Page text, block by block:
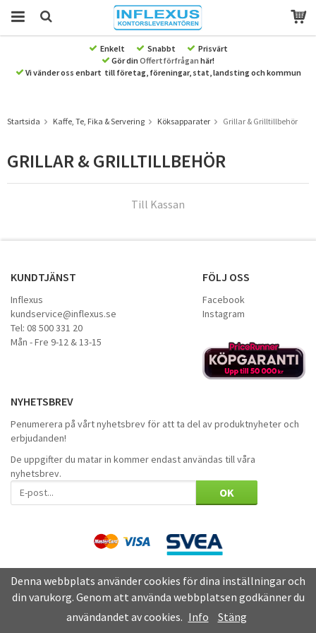
Produkten har blivit tillagd i varukorgen
Enkelt Snabbt
Prisvärt
Gör din Offertförfrågan här!
Vi vänder oss enbart till företag, föreningar, stat, landsting och kommun
Startsida Kaffe, Te, Fika & Servering Köksapparater Grillar & Grilltillbehör
GRILLAR & GRILLTILLBEHÖR
Till Kassan
KUNDTJÄNST
Inflexus
kundservice@inflexus.se
Tel: 08 500 331 20
Mån - Fre 9-12 & 13-15
FÖLJ OSS
Facebook
Instagram
NYHETSBREV
Penumerera på vårt nyhetsbrev för att ta del av produktnyheter och
erbjudanden!
De uppgifter du matar in kommer endast användas till våra
nyhetsbrev.
OK
Denna webbplats använder cookies för dina inställningar och
din varukorg. Genom att använda webbplatsen godkänner du
användandet av cookies. Info Stäng